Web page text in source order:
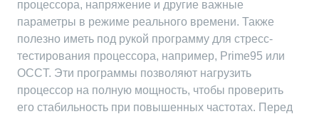
процессора, напряжение и другие важные
параметры в режиме реального времени. Также
полезно иметь под рукой программу для стресс-
тестирования процессора, например, Prime95 или
OCCT. Эти программы позволяют нагрузить
процессор на полную мощность, чтобы проверить
его стабильность при повышенных частотах. Перед